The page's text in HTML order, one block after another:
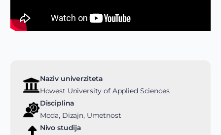
Naziv univerziteta
Howest University of Applied Sciences
Disciplina
Moda, Dizajn, Umetnost
Nivo studija